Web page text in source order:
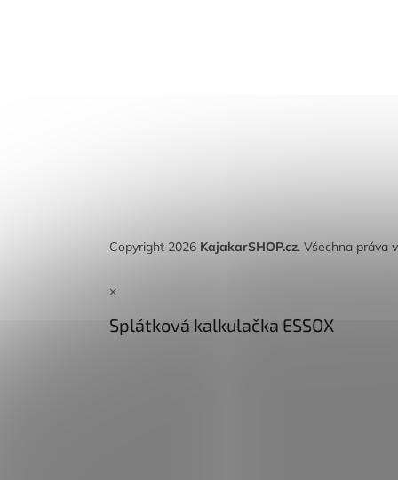
Copyright 2026 KajakarSHOP.cz. Všechna práva
×
Splátková kalkulačka ESSOX